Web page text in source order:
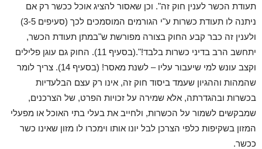
תעודת הכשר לענין חוק זה". וכן שאסור להציג אוכל ככשר רק אם
ניתנה לו תעודת כשרות ע"י הגורמים המוסמכים לכך (סעיפים 3-5)
ולענין זה כבר קבע החוק בצורה מפורשת ש"במתן תעודת הכשר,
יתחשב הרב בדיני כשרות בלבד!".(בסעיף 11). החוק גם עוגן פלילים
וקצב עונש למי שיעבור עליו – לשנת מאסר! (בסעיף 14). צריך לומר
שהמהות וההגיון שעמד ביסוד חוק זה, אינו רק עצם הבלעדיות
בכשרות ובהגדרתה, אלא שמירה על זכויות הפרט, של הצרכנים,
שמבקשים לשמור על הכשרות, ולחייב את בעלי בתי האוכל או מפעלי
המזון בשקיפות כלפי הצרכן לבל יונו אותו וימכרו לו מזון שאינו כשר
ככשר.